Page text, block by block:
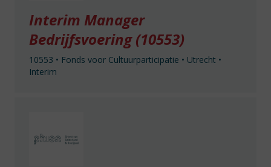
Interim Manager
Bedrijfsvoering (10553)
10553 • Fonds voor Cultuurparticipatie • Utrecht •
Interim